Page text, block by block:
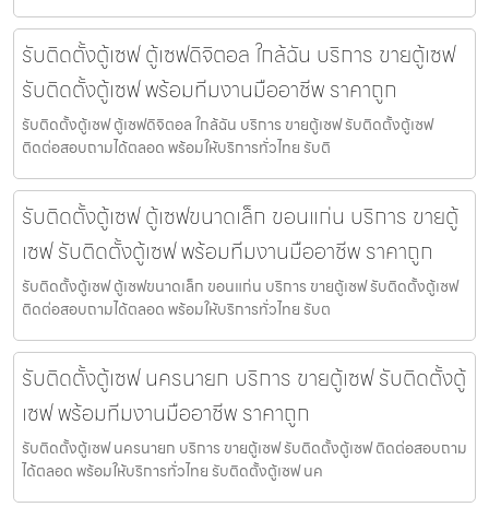
รับติดตั้งตู้เซฟ ตู้เซฟดิจิตอล ใกล้ฉัน บริการ ขายตู้เซฟ
รับติดตั้งตู้เซฟ พร้อมทีมงานมืออาชีพ ราคาถูก
รับติดตั้งตู้เซฟ ตู้เซฟดิจิตอล ใกล้ฉัน บริการ ขายตู้เซฟ รับติดตั้งตู้เซฟ
ติดต่อสอบถามได้ตลอด พร้อมให้บริการทั่วไทย รับติ
รับติดตั้งตู้เซฟ ตู้เซฟขนาดเล็ก ขอนแก่น บริการ ขายตู้
เซฟ รับติดตั้งตู้เซฟ พร้อมทีมงานมืออาชีพ ราคาถูก
รับติดตั้งตู้เซฟ ตู้เซฟขนาดเล็ก ขอนแก่น บริการ ขายตู้เซฟ รับติดตั้งตู้เซฟ
ติดต่อสอบถามได้ตลอด พร้อมให้บริการทั่วไทย รับต
รับติดตั้งตู้เซฟ นครนายก บริการ ขายตู้เซฟ รับติดตั้งตู้
เซฟ พร้อมทีมงานมืออาชีพ ราคาถูก
รับติดตั้งตู้เซฟ นครนายก บริการ ขายตู้เซฟ รับติดตั้งตู้เซฟ ติดต่อสอบถาม
ได้ตลอด พร้อมให้บริการทั่วไทย รับติดตั้งตู้เซฟ นค